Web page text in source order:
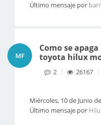
Último mensaje por
MF
Como se
toyota hilux
2 26167
Miércoles, 10 de Junio
Último mensaje por